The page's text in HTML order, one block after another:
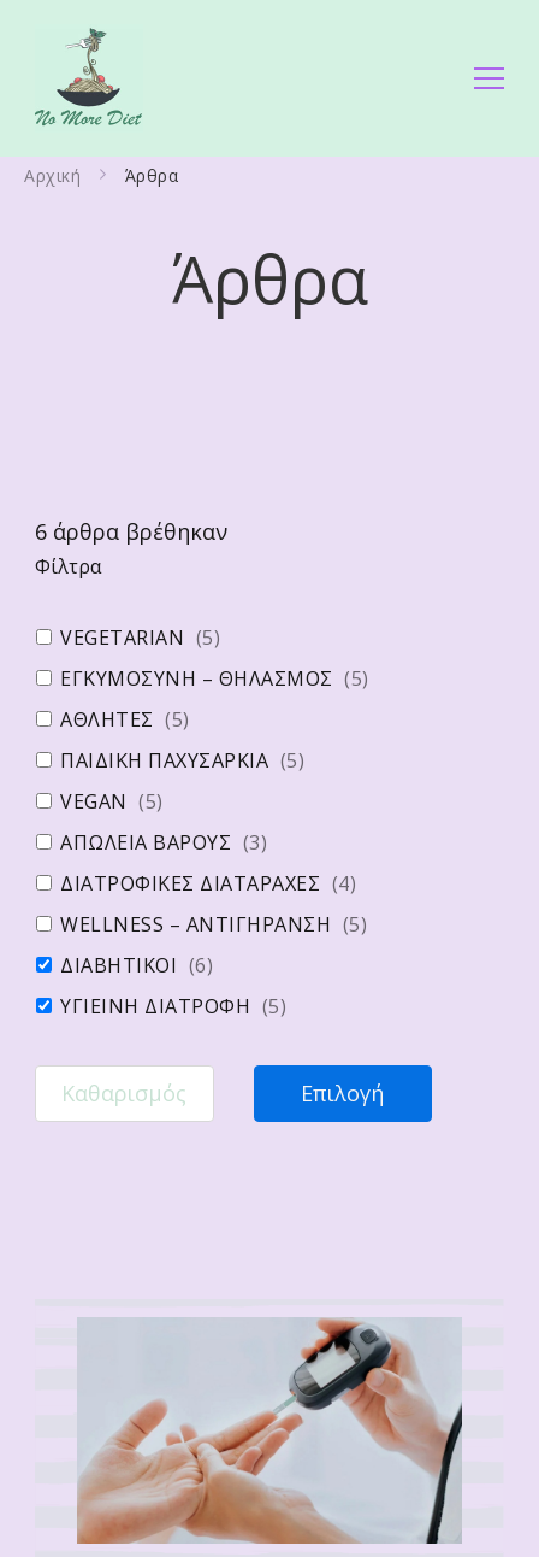
No More Diet
Αρχική Άρθρα
Άρθρα
6 άρθρα βρέθηκαν
Φίλτρα
VEGETARIAN (5)
ΕΓΚΥΜΟΣΥΝΗ – ΘΗΛΑΣΜΟΣ (5)
ΑΘΛΗΤΕΣ (5)
ΠΑΙΔΙΚΗ ΠΑΧΥΣΑΡΚΙΑ (5)
VEGAN (5)
ΑΠΩΛΕΙΑ ΒΑΡΟΥΣ (3)
ΔΙΑΤΡΟΦΙΚΕΣ ΔΙΑΤΑΡΑΧΕΣ (4)
WELLNESS – ΑΝΤΙΓΗΡΑΝΣΗ (5)
ΔΙΑΒΗΤΙΚΟΙ (6)
ΥΓΙΕΙΝΗ ΔΙΑΤΡΟΦΗ (5)
Επιλογή
Καθαρισμός